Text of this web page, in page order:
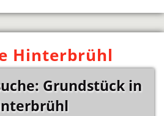
Hinterbrühl
Grundstück in